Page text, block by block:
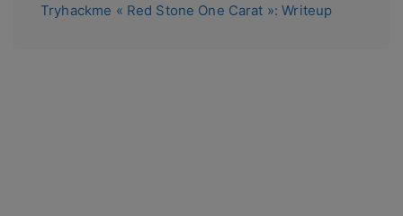
Tryhackme « Red Stone One Carat »: Writeup